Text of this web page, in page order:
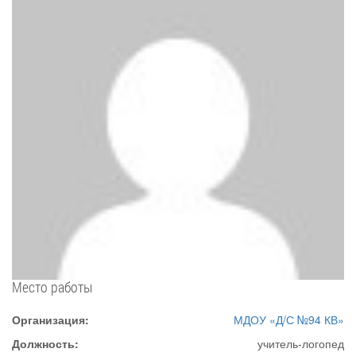
Место работы
Организация:
МДОУ «Д/С №94 КВ»
Должность:
учитель-логопед